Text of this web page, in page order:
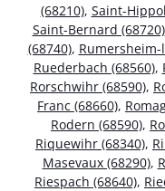
(68210), Saint-
Saint-Bernard (68720)
(68740), Rumersheim-
Ruederbach (68560),
Rorschwihr (68590),
Franc (68660),
Rodern (68590),
Riquewihr (68340),
Masevaux (68290),
Riespach (68640),